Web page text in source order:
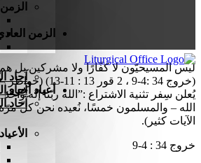
الزمن
آحاد
آحاد
آحاد
أعياد أخرى
ليس المسيحيّون لا كفّارًا ولا مشركين بل
(خروج 34 :4-9 ، 2 قور 13 : 11-13) (خواطر بقلم الأب بيتر مدروس)
يُعلن سِفر تثنية الاشتراع :”الله ربّنا إله
الآيات كثير).
خروج 34 : 4-9